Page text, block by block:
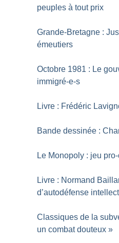
peuples à tout prix
Grande-Bretagne :
émeutiers
Octobre 1981 : Le
immigré-e-s
Livre : Frédéric
Bande dessinée :
Le Monopoly : jeu
Livre : Normand
d’autodéfense
Classiques de la
un combat douteux »